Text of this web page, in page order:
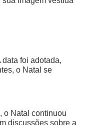
foi adotada,
o Natal se
o Natal continuou
discussões sobre a